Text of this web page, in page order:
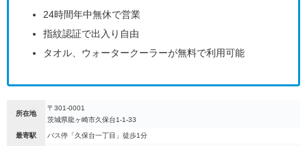
24時間年中無休で営業
指紋認証で出入り自由
タオル、ウォータークーラーが無料で利用可能
所在地
〒301-0001
茨城県龍ヶ崎市久保台1-1-33
最寄駅 バス停「久保台一丁目」徒歩1分